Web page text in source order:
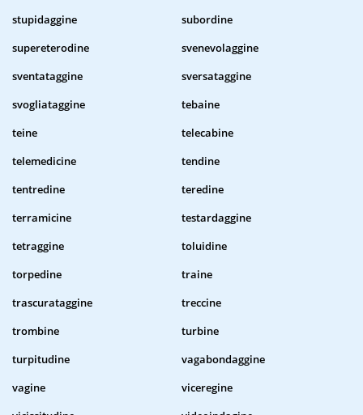
stupidaggine
subordine
supereterodine
svenevolaggine
sventataggine
sversataggine
svogliataggine
tebaine
teine
telecabine
telemedicine
tendine
tentredine
teredine
terramicine
testardaggine
tetraggine
toluidine
torpedine
traine
trascurataggine
treccine
trombine
turbine
turpitudine
vagabondaggine
vagine
viceregine